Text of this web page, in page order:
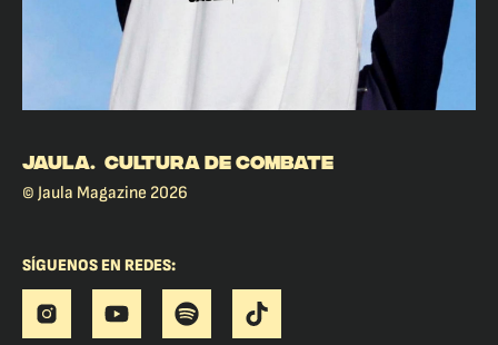
JAULA. CULTURA DE COMBATE
© Jaula Magazine 2026
SÍGUENOS EN REDES: